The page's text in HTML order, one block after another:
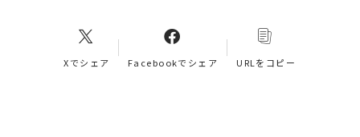
Xでシェア Facebookでシェア URLをコピー